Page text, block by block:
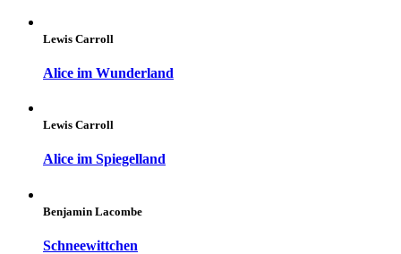
Lewis Carroll
Alice im Wunderland
Lewis Carroll
Alice im Spiegelland
Benjamin Lacombe
Schneewittchen